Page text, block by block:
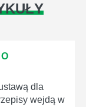
dla
wejdą w